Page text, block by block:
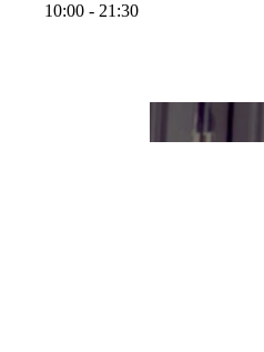
10:00 - 21:30